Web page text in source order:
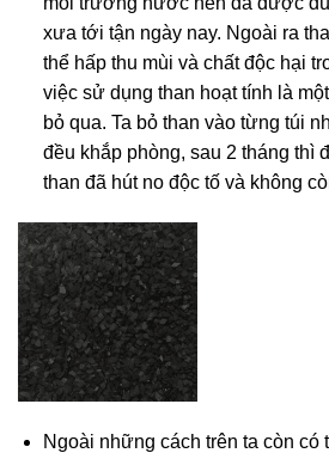
xưa tới tận ngày nay. Ngoài ra
thể hấp thu mùi và chất độc hại
việc sử dụng than hoạt tính là
bỏ qua. Ta bỏ than vào từng túi
đều khắp phòng, sau 2 tháng thì
than đã hút no độc tố và không
Ngoài những cách trên ta còn có